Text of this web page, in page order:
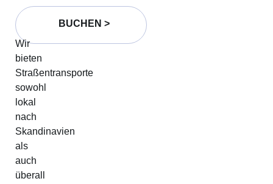
Wir
bieten
Straßentransporte
sowohl
lokal
nach
Skandinavien
als
auch
überall
BUCHEN >